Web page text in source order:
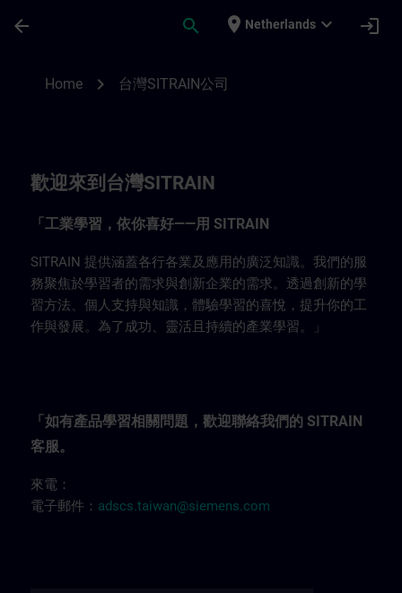
arrow_back search place Netherlands expand_more login
Home chevron_right 台灣SITRAIN公司
歡迎來到台灣SITRAIN
「工業學習，依你喜好——用 SITRAIN
SITRAIN 提供涵蓋各行各業及應用的廣泛知識。我們的服
務聚焦於學習者的需求與創新企業的需求。透過創新的學
習方法、個人支持與知識，體驗學習的喜悅，提升你的工
作與發展。為了成功、靈活且持續的產業學習。」
「如有產品學習相關問題，歡迎聯絡我們的 SITRAIN
客服。
來電：
電子郵件： adscs.taiwan@siemens.com